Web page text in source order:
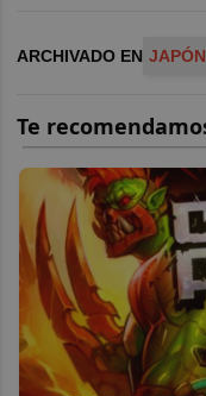
ARCHIVADO EN JAPÓN